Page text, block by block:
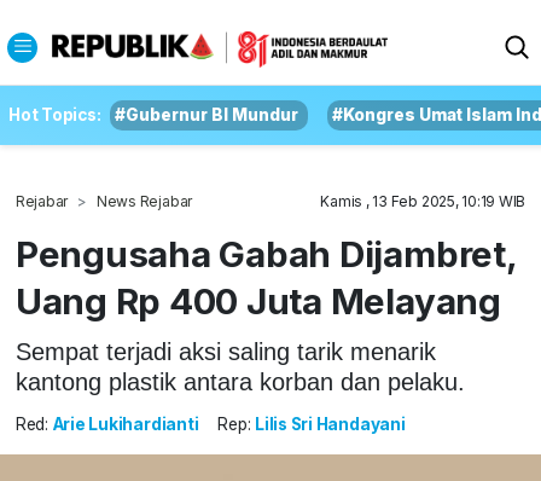
Hot Topics: #Gubernur BI Mundur #Kongres Umat Islam
Rejabar News Rejabar Kamis , 13 Feb 2025, 10:19 WIB
Pengusaha Gabah Dijambret,
Uang Rp 400 Juta Melayang
Sempat terjadi aksi saling tarik menarik
kantong plastik antara korban dan pelaku.
Red: Arie Lukihardianti Rep: Lilis Sri Handayani